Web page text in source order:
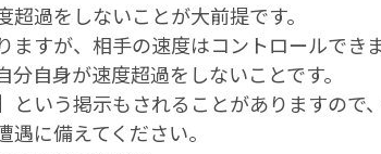
過をしないことが大前提です。
すが、相手の速度はコントロールできま
自身が速度超過をしないことです。
という掲示もされることがありますので
に備えてください。